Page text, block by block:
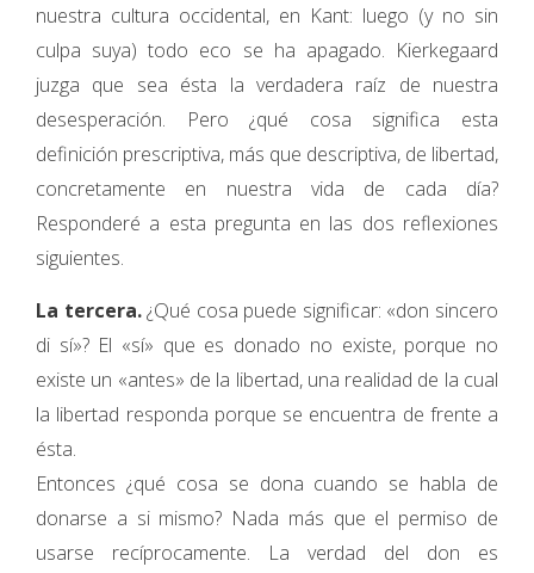
nuestra cultura occidental, en Kant: luego (y no sin
culpa suya) todo eco se ha apagado. Kierkegaard
juzga que sea ésta la verdadera raíz de nuestra
desesperación. Pero ¿qué cosa significa esta
definición prescriptiva, más que descriptiva, de libertad,
concretamente en nuestra vida de cada día?
Responderé a esta pregunta en las dos reflexiones
siguientes.
La tercera.¿Qué cosa puede significar: «don sincero
di sí»? El «sí» que es donado no existe, porque no
existe un «antes» de la libertad, una realidad de la cual
la libertad responda porque se encuentra de frente a
ésta.
Entonces ¿qué cosa se dona cuando se habla de
donarse a si mismo? Nada más que el permiso de
usarse recíprocamente. La verdad del don es